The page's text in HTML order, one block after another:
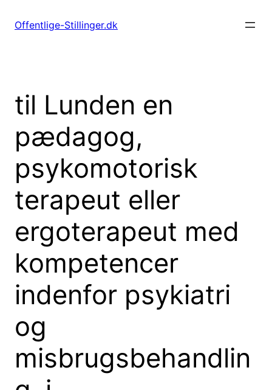
Offentlige-Stillinger.dk
til Lunden en
pædagog,
psykomotorisk
terapeut eller
ergoterapeut med
kompetencer
indenfor psykiatri
og
misbrugsbehandlin